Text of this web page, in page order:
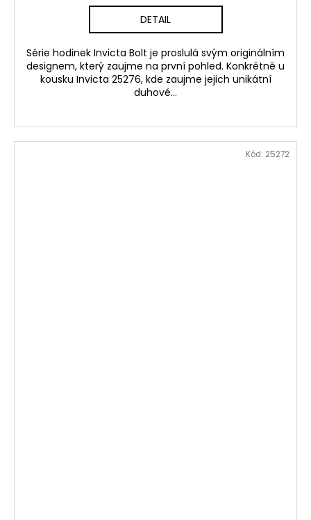
DETAIL
Série hodinek Invicta Bolt je proslulá svým originálním
designem, který zaujme na první pohled. Konkrétně u
kousku Invicta 25276, kde zaujme jejich unikátní
duhové...
Kód: 25272